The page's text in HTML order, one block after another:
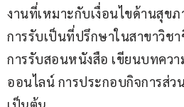
งานที่เหมาะกับเงื่อนไขด้านสุข
การรับเป็นที่ปรึกษาในสาขาวิช
การรับสอนหนังสือ เขียนบทควา
ออนไลน์ การประกอบกิจการส่ว